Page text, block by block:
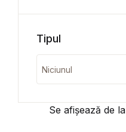
Se afișează de la
Tipul